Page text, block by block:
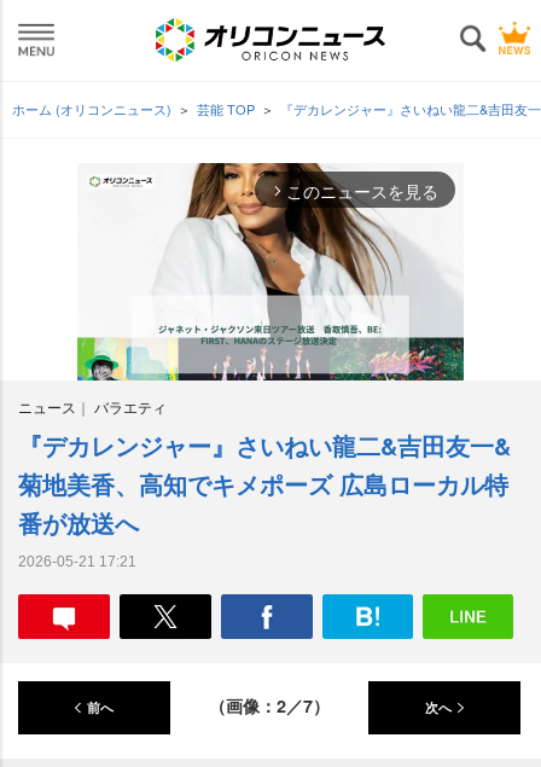
ホーム (オリコンニュース) 芸能 TOP 『デカレンジャー』さいねい龍二&吉田
arrow_forward_ios このニュースを見る
M
u
t
ニュース バラエティ
『デカレンジャー』さいねい龍二&吉田友一&
菊地美香、高知でキメポーズ 広島ローカル特
番が放送へ
2026-05-21 17:21
前へ （画像：2／7） 次へ